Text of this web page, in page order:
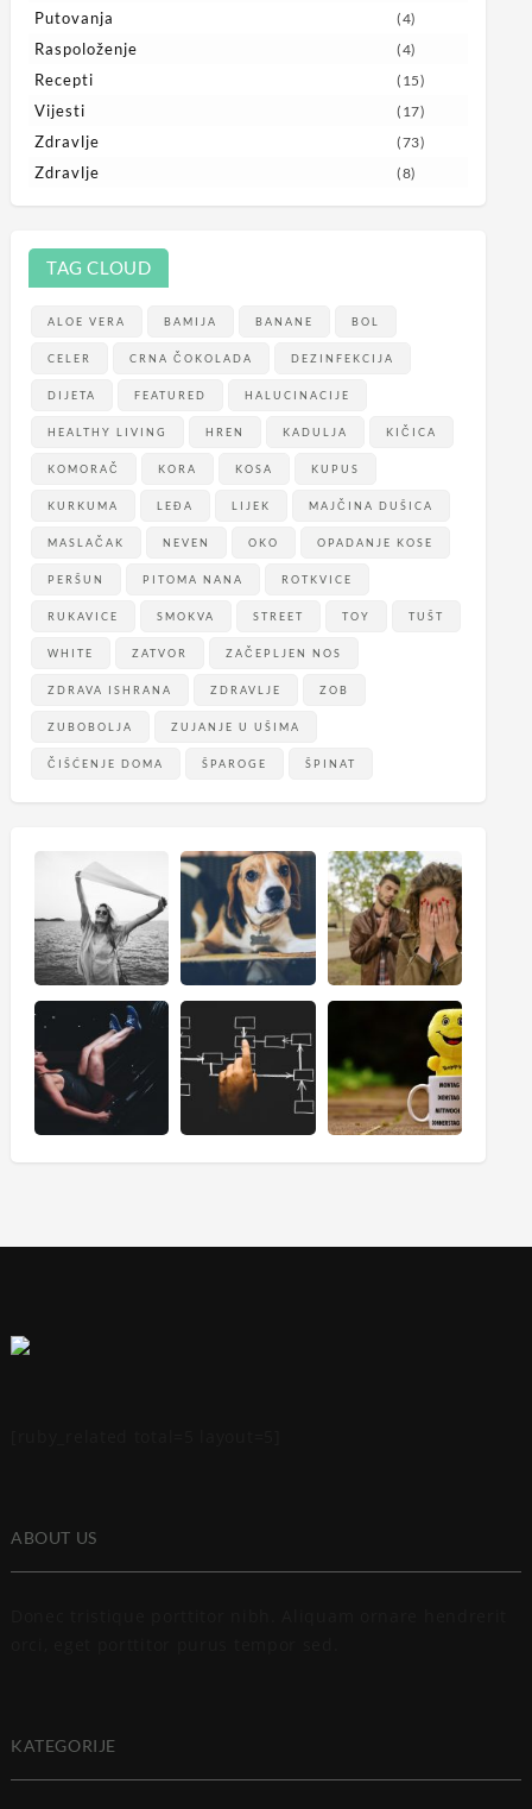
Putovanja (4)
Raspoloženje (4)
Recepti (15)
Vijesti (17)
Zdravlje (73)
Zdravlje (8)
TAG CLOUD
ALOE VERA BAMIJA BANANE BOL
CELER CRNA ČOKOLADA DEZINFEKCIJA
DIJETA FEATURED HALUCINACIJE
HEALTHY LIVING HREN KADULJA KIČICA
KOMORAČ KORA KOSA KUPUS
KURKUMA LEĐA LIJEK MAJČINA DUŠICA
MASLAČAK NEVEN OKO OPADANJE KOSE
PERŠUN PITOMA NANA ROTKVICE
RUKAVICE SMOKVA STREET TOY TUŠT
WHITE ZATVOR ZAČEPLJEN NOS
ZDRAVA ISHRANA ZDRAVLJE ZOB
ZUBOBOLJA ZUJANJE U UŠIMA
ČIŠĆENJE DOMA ŠPAROGE ŠPINAT
ABOUT US
KATEGORIJE